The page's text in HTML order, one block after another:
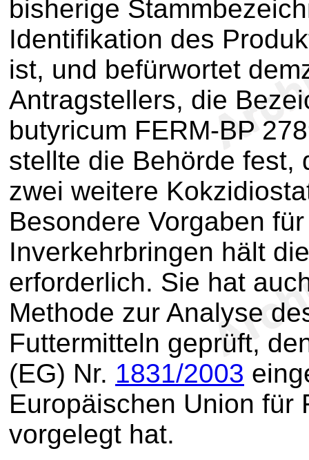
bisherige
Identifikation des
ist, und befürwortet
Antragstellers, die
butyricum FERM-BP
stellte die Behörde fest,
zwei weitere
Besondere Vorgaben
Inverkehrbringen hält
erforderlich. Sie hat
Methode zur Analyse
Futtermitteln geprüft,
(EG) Nr. 1831/2003
Europäischen Union für
vorgelegt hat.